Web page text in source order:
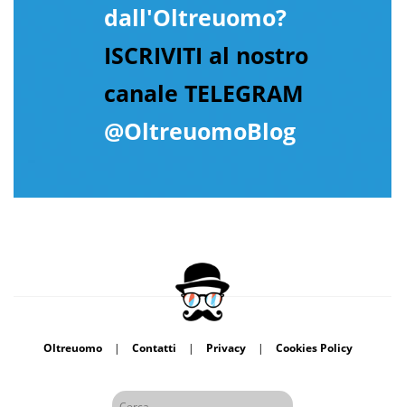
dall'Oltreuomo?
ISCRIVITI al nostro
canale TELEGRAM
@OltreuomoBlog
Oltreuomo | Contatti | Privacy | Cookies Policy